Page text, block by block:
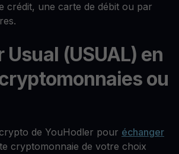
crédit, une carte de débit ou par
(USUAL) en
ou
de YouHodler pour échanger
cryptomonnaie de votre choix